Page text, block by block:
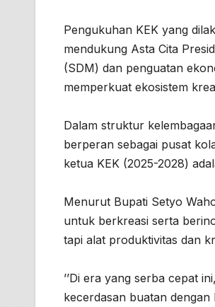
Pengukuhan KEK yang
mendukung Asta Cita
(SDM) dan penguatan
memperkuat ekosistem
Dalam struktur
berperan sebagai pusat
ketua KEK (2025-2028)
Menurut Bupati Setyo
untuk berkreasi serta
tapi alat produktivitas dan
’’Di era yang serba cepat
kecerdasan buatan